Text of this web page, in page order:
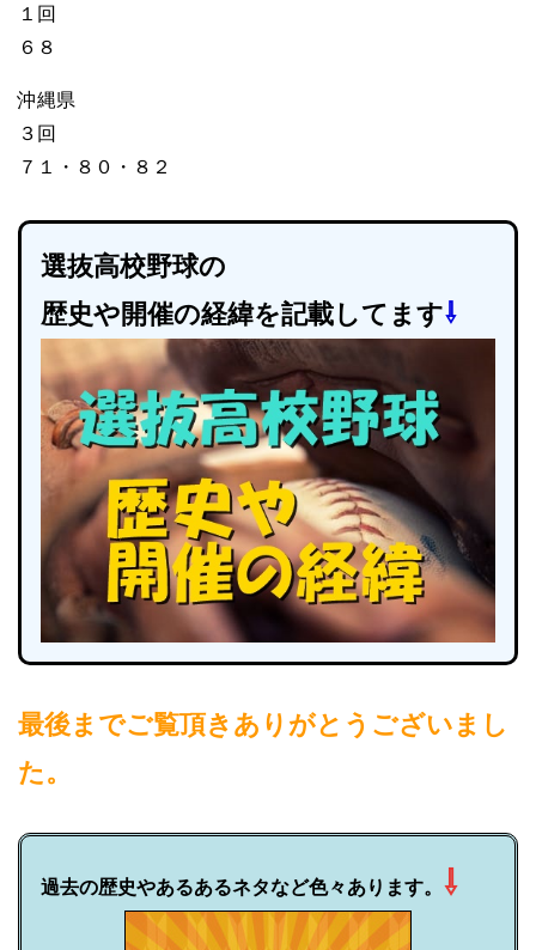
１回
６８
沖縄県
３回
７１・８０・８２
選抜高校野球の
歴史や開催の経緯を記載してます⇩
最後までご覧頂きありがとうございまし
た。
過去の歴史やあるあるネタなど色々あります。 ⇩